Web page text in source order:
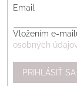
Email
Vložením e-
osobných
PRIHLÁSIŤ SA